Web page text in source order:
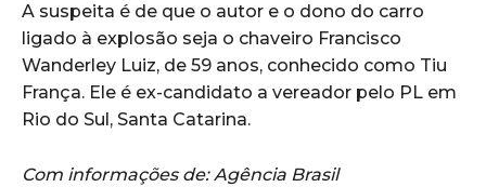
A suspeita é de que o autor e o dono do carro
ligado à explosão seja o chaveiro Francisco
Wanderley Luiz, de 59 anos, conhecido como Tiu
França. Ele é ex-candidato a vereador pelo PL em
Rio do Sul, Santa Catarina.
Com informações de: Agência Brasil